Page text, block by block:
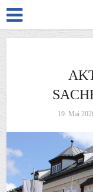
19. Mai